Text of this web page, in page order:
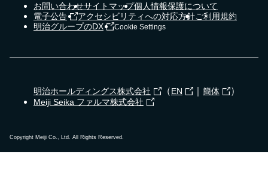
お問い合わせサイトマップ個人情報保護について
電子公告
アクセシビリティへの対応方針ご利用規約
明治グループのDX
Cookie Settings
明治ホールディングス株式会社 （EN 簡体 ）
Meiji Seika ファルマ株式会社
Copyright Meiji Co., Ltd. All Rights Reserved.